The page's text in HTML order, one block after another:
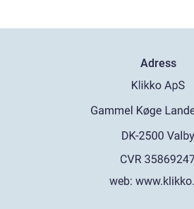
Adress
web: